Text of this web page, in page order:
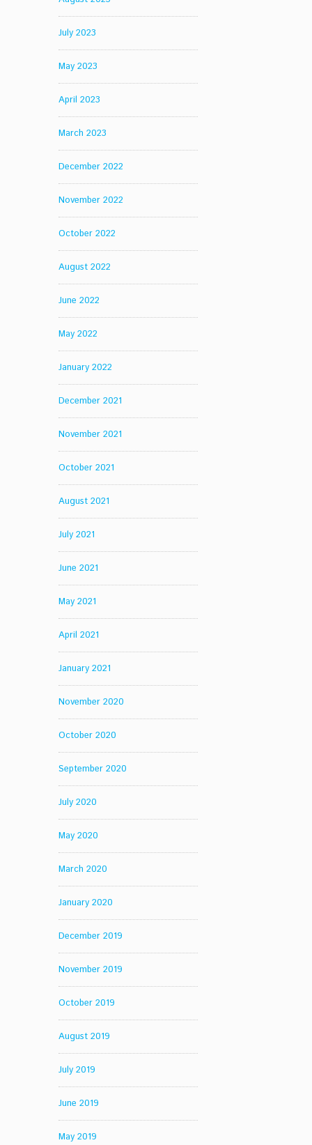
July 2023
May 2023
April 2023
March 2023
December 2022
November 2022
October 2022
August 2022
June 2022
May 2022
January 2022
December 2021
November 2021
October 2021
August 2021
July 2021
June 2021
May 2021
April 2021
January 2021
November 2020
October 2020
September 2020
July 2020
May 2020
March 2020
January 2020
December 2019
November 2019
October 2019
August 2019
July 2019
June 2019
May 2019